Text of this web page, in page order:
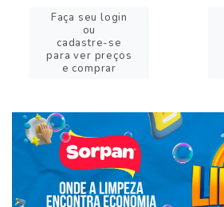
Faça seu login
ou
cadastre-se
para ver preços
e comprar